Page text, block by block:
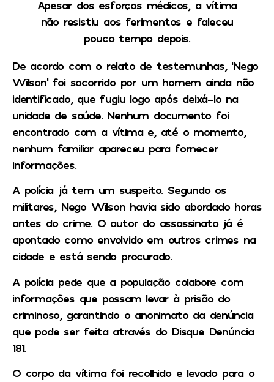
Apesar dos esforços médicos, a vítima
não resistiu aos ferimentos e faleceu
pouco tempo depois.
De acordo com o relato de testemunhas, ‘Nego
Wilson’ foi socorrido por um homem ainda não
identificado, que fugiu logo após deixá-lo na
unidade de saúde. Nenhum documento foi
encontrado com a vítima e, até o momento,
nenhum familiar apareceu para fornecer
informações.
A polícia já tem um suspeito. Segundo os
militares, Nego Wilson havia sido abordado horas
antes do crime. O autor do assassinato já é
apontado como envolvido em outros crimes na
cidade e está sendo procurado.
A polícia pede que a população colabore com
informações que possam levar à prisão do
criminoso, garantindo o anonimato da denúncia
que pode ser feita através do Disque Denúncia
181.
O corpo da vítima foi recolhido e levado para o